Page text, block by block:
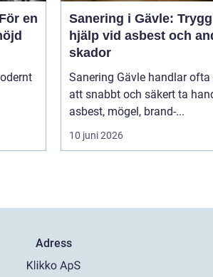
en
Sanering i Gävle: Trygg
hjälp vid asbest och
skador
Sanering Gävle handlar ofta
att snabbt och säkert ta
asbest, mögel, brand-...
10 juni 2026
Adress